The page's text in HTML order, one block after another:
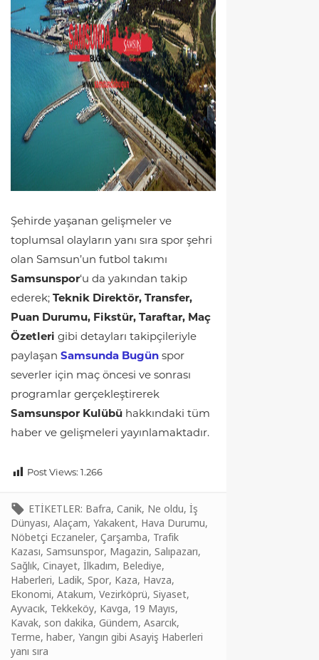
Şehirde yaşanan gelişmeler ve
toplumsal olayların yanı sıra spor şehri
olan Samsun’un futbol takımı
Samsunspor‘u da yakından takip
ederek; Teknik Direktör, Transfer,
Puan Durumu, Fikstür, Taraftar, Maç
Özetleri gibi detayları takipçileriyle
paylaşan Samsunda Bugün spor
severler için maç öncesi ve sonrası
programlar gerçekleştirerek
Samsunspor Kulübü hakkındaki tüm
haber ve gelişmeleri yayınlamaktadır.
Post Views: 1.266
ETİKETLER: Bafra, Canik, Ne oldu, İş
Dünyası, Alaçam, Yakakent, Hava Durumu,
Nöbetçi Eczaneler, Çarşamba, Trafik
Kazası, Samsunspor, Magazin, Salıpazarı,
Sağlık, Cinayet, İlkadım, Belediye,
Haberleri, Ladik, Spor, Kaza, Havza,
Ekonomi, Atakum, Vezirköprü, Siyaset,
Ayvacık, Tekkeköy, Kavga, 19 Mayıs,
Kavak, son dakika, Gündem, Asarcık,
Terme, haber, Yangın gibi Asayiş Haberleri
yanı sıra